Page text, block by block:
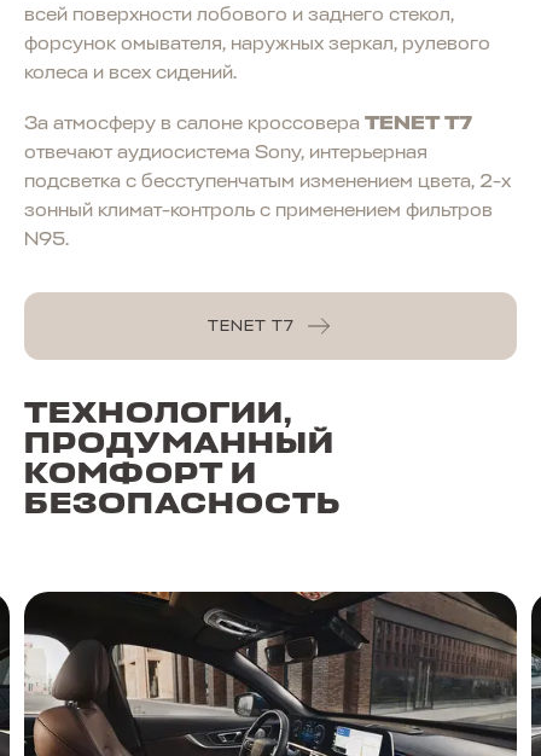
всей поверхности лобового и заднего стекол,
форсунок омывателя, наружных зеркал, рулевого
колеса и всех сидений.
За атмосферу в салоне кроссовера TENET T7
отвечают аудиосистема Sony, интерьерная
подсветка с бесступенчатым изменением цвета, 2-х
зонный климат-контроль с применением фильтров
N95.
TENET T7
ТЕХНОЛОГИИ,
ПРОДУМАННЫЙ
КОМФОРТ И
БЕЗОПАСНОСТЬ